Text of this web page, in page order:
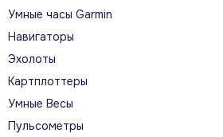
Умные часы Garmin
Навигаторы
Эхолоты
Картплоттеры
Умные Весы
Пульсометры